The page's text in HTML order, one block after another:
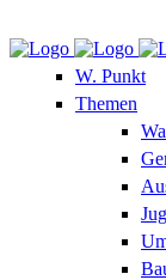
W. Punkt
Themen